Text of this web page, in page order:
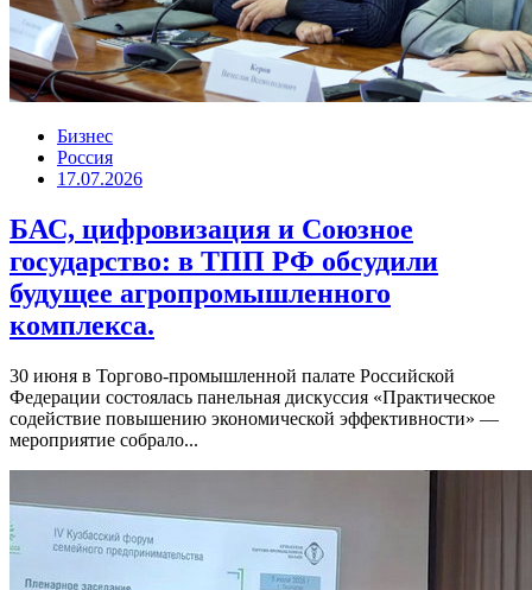
Бизнес
Россия
17.07.2026
БАС, цифровизация и Союзное
государство: в ТПП РФ обсудили
будущее агропромышленного
комплекса.
30 июня в Торгово-промышленной палате Российской
Федерации состоялась панельная дискуссия «Практическое
содействие повышению экономической эффективности» —
мероприятие собрало...